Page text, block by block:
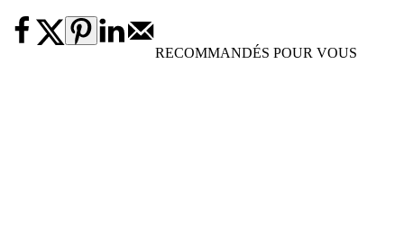
RECOMMANDÉS POUR VOUS